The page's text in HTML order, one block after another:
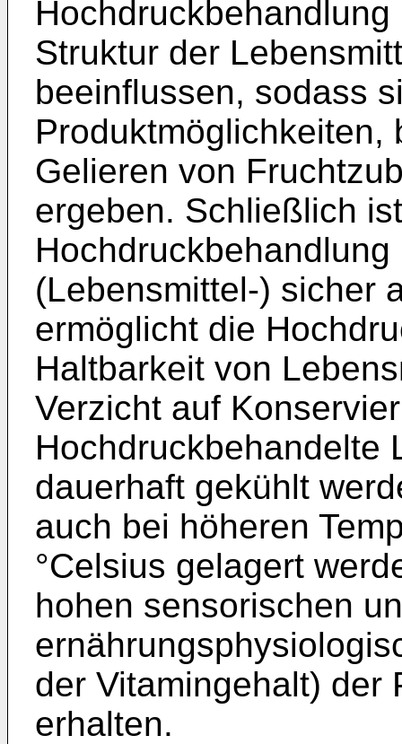
Struktur der
beeinflussen, sodass
Produktmöglichkeiten,
Gelieren von
ergeben. Schließlich
(Lebensmittel-) sicher
ermöglicht die
Haltbarkeit von
Verzicht auf
Hochdruckbehandelte
dauerhaft gekühlt
auch bei höheren
°Celsius gelagert
hohen sensorischen
der Vitamingehalt) der
erhalten.